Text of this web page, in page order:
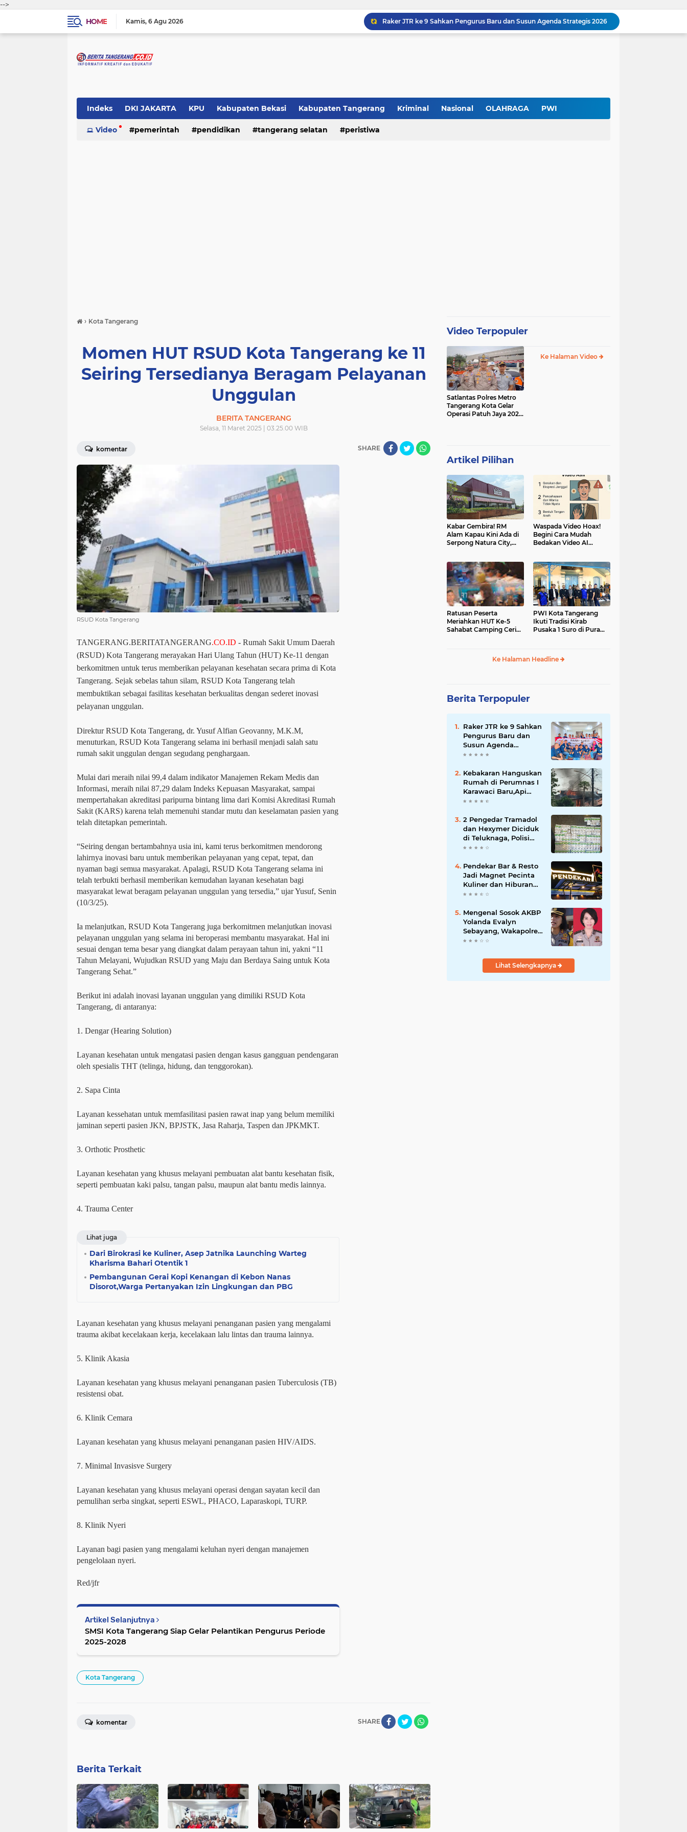
-->
HOME
Kamis 6 Agu 2026
Raker JTR ke 9 Sahkan Pengurus Baru dan Susun Agenda Strategis 2026
Hadir di GIIAS 2026, Pro7 Auto Lighting Pamerkan Teknologi Pencahayaan Kendaraan Premium
Pemerintah Kota Tangerang bersama Pemprov Banten Mulai Tertibkan Kabel Udara
Indeks DKI JAKARTA KPU Kabupaten Bekasi Kabupaten Tangerang Kriminal Nasional OLAHRAGA PWI
Pemerintah Pendidikan Polri peristiwa
Video pemerintah pendidikan tangerang selatan peristiwa
› Kota Tangerang
Momen HUT RSUD Kota Tangerang ke 11
Seiring Tersedianya Beragam Pelayanan
Unggulan
BERITA TANGERANG
Selasa, 11 Maret 2025 | 03.25.00 WIB
komentar SHARE
RSUD Kota Tangerang
TANGERANG.BERITATANGERANG.CO.ID - Rumah Sakit Umum Daerah
(RSUD) Kota Tangerang merayakan Hari Ulang Tahun (HUT) Ke-11 dengan
berkomitmen untuk terus memberikan pelayanan kesehatan secara prima di Kota
Tangerang. Sejak sebelas tahun silam, RSUD Kota Tangerang telah
membuktikan sebagai fasilitas kesehatan berkualitas dengan sederet inovasi
pelayanan unggulan.
Direktur RSUD Kota Tangerang, dr. Yusuf Alfian Geovanny, M.K.M,
menuturkan, RSUD Kota Tangerang selama ini berhasil menjadi salah satu
rumah sakit unggulan dengan segudang penghargaan.
Mulai dari meraih nilai 99,4 dalam indikator Manajemen Rekam Medis dan
Informasi, meraih nilai 87,29 dalam Indeks Kepuasan Masyarakat, sampai
mempertahakan akreditasi paripurna bintang lima dari Komisi Akreditasi Rumah
Sakit (KARS) karena telah memenuhi standar mutu dan keselamatan pasien yang
telah ditetapkan pemerintah.
“Seiring dengan bertambahnya usia ini, kami terus berkomitmen mendorong
lahirnya inovasi baru untuk memberikan pelayanan yang cepat, tepat, dan
nyaman bagi semua masyarakat. Apalagi, RSUD Kota Tangerang selama ini
telah terbukti berhasil memberikan kemudahan layanan kesehatan bagi
masyarakat lewat beragam pelayanan unggulan yang tersedia,” ujar Yusuf, Senin
(10/3/25).
Ia melanjutkan, RSUD Kota Tangerang juga berkomitmen melanjutkan inovasi
pelayanan unggulan yang selama ini beroperasi membantu masyarakat. Hal ini
sesuai dengan tema besar yang diangkat dalam perayaan tahun ini, yakni “11
Tahun Melayani, Wujudkan RSUD yang Maju dan Berdaya Saing untuk Kota
Tangerang Sehat.”
Berikut ini adalah inovasi layanan unggulan yang dimiliki RSUD Kota
Tangerang, di antaranya:
1. Dengar (Hearing Solution)
Layanan kesehatan untuk mengatasi pasien dengan kasus gangguan pendengaran
oleh spesialis THT (telinga, hidung, dan tenggorokan).
2. Sapa Cinta
Layanan kessehatan untuk memfasilitasi pasien rawat inap yang belum memiliki
jaminan seperti pasien JKN, BPJSTK, Jasa Raharja, Taspen dan JPKMKT.
3. Orthotic Prosthetic
Layanan kesehatan yang khusus melayani pembuatan alat bantu kesehatan fisik,
seperti pembuatan kaki palsu, tangan palsu, maupun alat bantu medis lainnya.
4. Trauma Center
Lihat juga
Dari Birokrasi ke Kuliner, Asep Jatnika Launching Warteg
Kharisma Bahari Otentik 1
Pembangunan Gerai Kopi Kenangan di Kebon Nanas
Disorot,Warga Pertanyakan Izin Lingkungan dan PBG
Layanan kesehatan yang khusus melayani penanganan pasien yang mengalami
trauma akibat kecelakaan kerja, kecelakaan lalu lintas dan trauma lainnya.
5. Klinik Akasia
Layanan kesehatan yang khusus melayani penanganan pasien Tuberculosis (TB)
resistensi obat.
6. Klinik Cemara
Layanan kesehatan yang khusus melayani penanganan pasien HIV/AIDS.
7. Minimal Invasisve Surgery
Layanan kesehatan yang khusus melayani operasi dengan sayatan kecil dan
pemulihan serba singkat, seperti ESWL, PHACO, Laparaskopi, TURP.
8. Klinik Nyeri
Layanan bagi pasien yang mengalami keluhan nyeri dengan manajemen
pengelolaan nyeri.
Red/jfr
Artikel Selanjutnya
SMSI Kota Tangerang Siap Gelar Pelantikan Pengurus Periode
2025-2028
Kota Tangerang
SHARE
komentar
Berita Terkait
Video Terpopuler
Satlantas Polres Metro
Tangerang Kota Gelar
Operasi Patuh Jaya 2025,
Ke Halaman Video
Artikel Pilihan
Kabar Gembira! RM
Alam Kapau Kini Ada di
Serpong Natura City,
Waspada Video Hoax!
Begini Cara Mudah
Bedakan Video AI
Ratusan Peserta
Meriahkan HUT Ke-5
Sahabat Camping Ceria,
PWI Kota Tangerang
Ikuti Tradisi Kirab
Pusaka 1 Suro di Pura
Ke Halaman Headline
Berita Terpopuler
Raker JTR ke 9 Sahkan
Pengurus Baru dan
Susun Agenda
Strategis 2026
Kebakaran Hanguskan
Rumah di Perumnas I
Karawaci Baru,Api
Diduga dari Ledakan
2 Pengedar Tramadol
dan Hexymer Diciduk
di Teluknaga, Polisi
Amankan Ratusan Pil
Pendekar Bar & Resto
Jadi Magnet Pecinta
Kuliner dan Hiburan
Malam di Tangerang
Mengenal Sosok AKBP
Yolanda Evalyn
Sebayang, Wakapolres
Metro Tangerang yang
Lihat Selengkapnya